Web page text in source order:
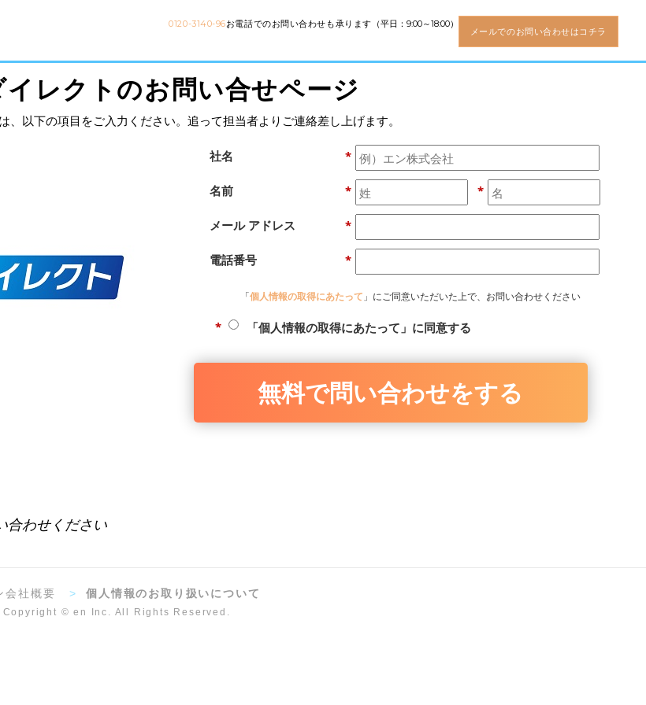
0120-3140-96お電話でのお問い合わせも承ります （平日：9:00～18:00）
メールでのお問い合わせはコチラ
レクトのお問い合せページ
、以下の項目をご入力ください。追って担当者よりご連絡差し上げます。
合わせください
*
社名
*
名前 *
*
メール アドレス
*
電話番号
「個人情報の取得にあたって 」にご同意いただいた上で、お問い合わせください
* 「個人情報の取得にあたって」に同意する
無料で問い合わせをする
会社概要 >個人情報のお取り扱いについて
Copyright © en Inc. All Rights Reserved.